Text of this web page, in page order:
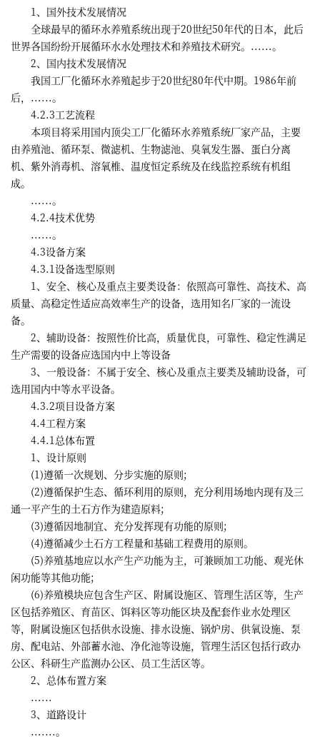
1、国外技术发展情况
全球最早的循环水养殖系统出现于20世纪50年代的日本，此后
世界各国纷纷开展循环水水处理技术和养殖技术研究。......。
2、国内技术发展情况
我国工厂化循环水养殖起步于20世纪80年代中期。1986年前
后，......。
4.2.3工艺流程
本项目将采用国内顶尖工厂化循环水养殖系统厂家产品，主要
由养殖池、循环泵、微滤机、生物滤池、臭氧发生器、蛋白分离
机、紫外消毒机、溶氧椎、温度恒定系统及在线监控系统有机组
成。
......。
4.2.4技术优势
......。
4.3设备方案
4.3.1设备选型原则
1、安全、核心及重点主要类设备：依照高可靠性、高技术、高
质量、高稳定性适应高效率生产的设备，选用知名厂家的一流设
备。
2、辅助设备：按照性价比高，质量优良，可靠性、稳定性满足
生产需要的设备应选国内中上等设备
3、一般设备：不属于安全、核心及重点主要类及辅助设备，可
选用国内中等水平设备。
4.3.2项目设备方案
4.4工程方案
4.4.1总体布置
1、设计原则
(1)遵循一次规划、分步实施的原则;
(2)遵循保护生态、循环利用的原则，充分利用场地内现有及三
通一平产生的土石方作为建造原料;
(3)遵循因地制宜、充分发挥现有功能的原则;
(4)遵循减少土石方工程量和基础工程费用的原则。
(5)养殖基地应以水产生产功能为主，可兼顾加工功能、观光休
闲功能等其他功能;
(6)养殖模块应包含生产区、附属设施区、管理生活区等，生产
区包括养殖区、育苗区、饵料区等功能区块及配套作业水处理区
等，附属设施区包括供水设施、排水设施、锅炉房、供氧设施、泵
房、配电站、外部蓄水池、净化池等设施，管理生活区包括行政办
公区、科研生产监测办公区、员工生活区等。
2、总体布置方案
......
3、道路设计
.......。